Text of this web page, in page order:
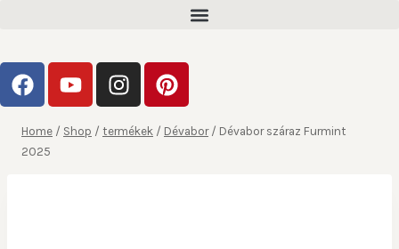
Home / Shop / termékek / Dévabor / Dévabor száraz Furmint
2025